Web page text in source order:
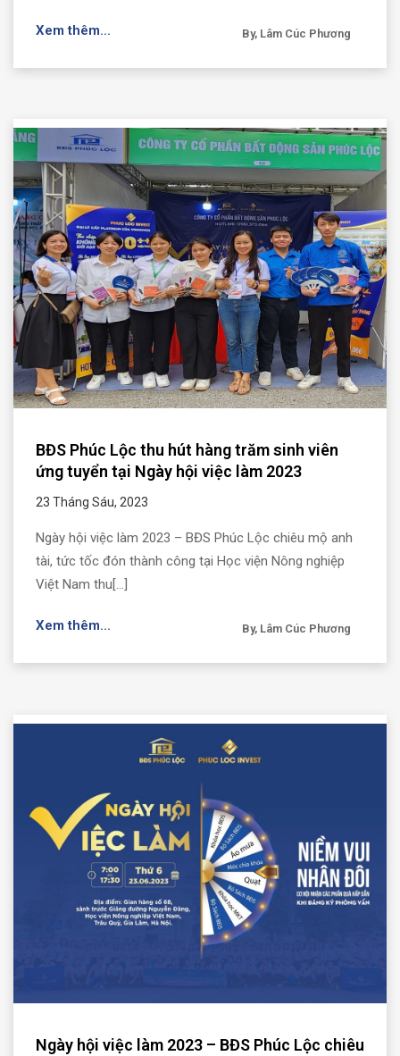
Xem thêm... By, Lâm Cúc Phương
BĐS Phúc Lộc thu hút hàng trăm sinh viên
ứng tuyển tại Ngày hội việc làm 2023
23 Tháng Sáu, 2023
Ngày hội việc làm 2023 – BĐS Phúc Lộc chiêu mộ anh
tài, tức tốc đón thành công tại Học viện Nông nghiệp
Việt Nam thu[...]
Xem thêm... By, Lâm Cúc Phương
Ngày hội việc làm 2023 – BĐS Phúc Lộc chiêu